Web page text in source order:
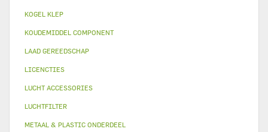
KOGEL KLEP
KOUDEMIDDEL COMPONENT
LAAD GEREEDSCHAP
LICENCTIES
LUCHT ACCESSORIES
LUCHTFILTER
METAAL & PLASTIC ONDERDEEL